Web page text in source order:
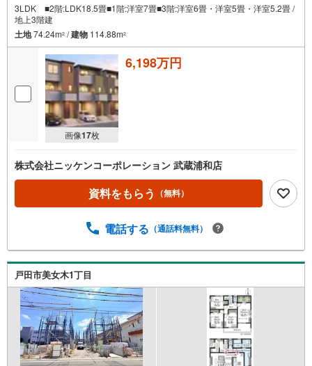
3LDK ■2階:LDK18.5畳■1階:洋室7畳■3階:洋室6畳・洋室5畳・洋室5.2畳 /
地上3階建
土地74.24m2 /建物 114.88m2
画像17枚
6,198万円
株式会社ニッケンコーポレーション 武蔵浦和店
資料をもらう （無料）
電話する （通話料無料）
戸田市美女木1丁目